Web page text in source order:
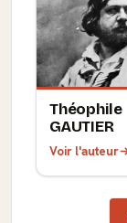
Théophile
GAUTIER
Voir l'auteur